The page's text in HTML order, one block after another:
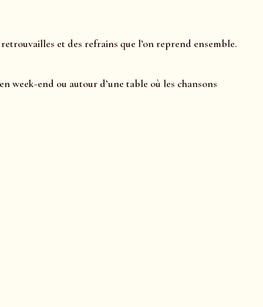
et des refrains que l’on reprend ensemble.
week-end ou autour d’une table où les chansons